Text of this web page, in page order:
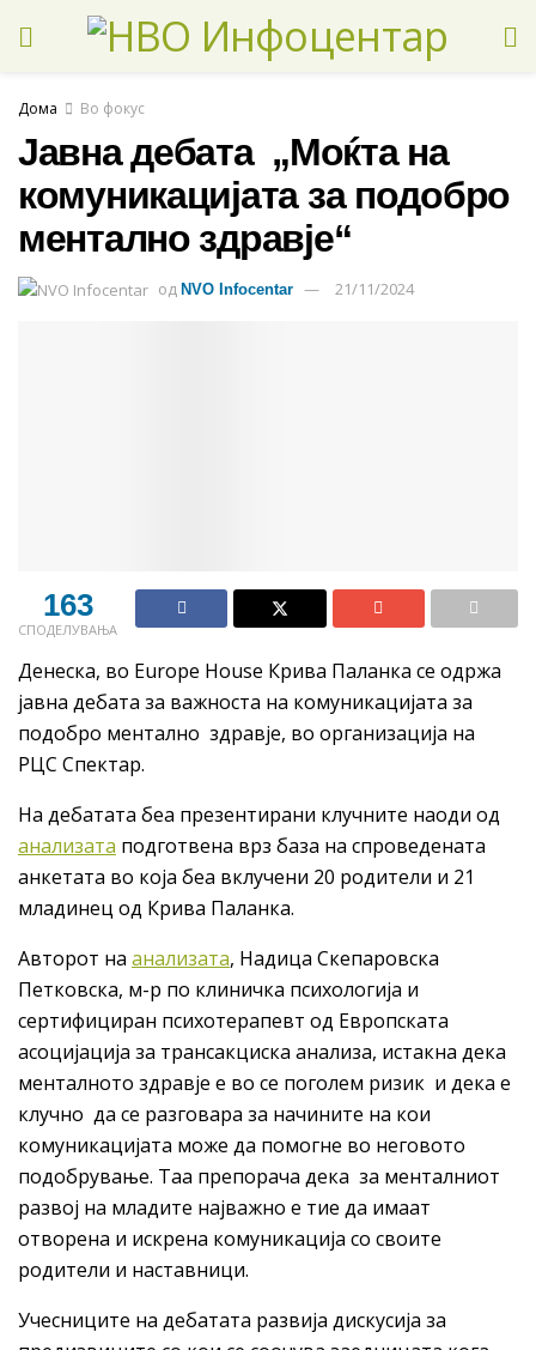
Дома Во фокус
Јавна дебата „Моќта на
комуникацијата за подобро
ментално здравје“
од NVO Infocentar 21/11/2024
163
СПОДЕЛУВАЊА
Денеска, во Europe House Крива Паланка се одржа
јавна дебата за важноста на комуникацијата за
подобро ментално здравје, во организација на
РЦС Спектар.
На дебатата беа презентирани клучните наоди од
анализата подготвена врз база на спроведената
анкетата во која беа вклучени 20 родители и 21
младинец од Крива Паланка.
Авторот на анализата, Надица Скепаровска
Петковска, м-р по клиничка психологија и
сертифициран психотерапевт од Европската
асоцијација за трансакциска анализа, истакна дека
менталното здравје е во се поголем ризик и дека е
клучно да се разговара за начините на кои
комуникацијата може да помогне во неговото
подобрување. Таа препорача дека за менталниот
развој на младите најважно е тие да имаат
отворена и искрена комуникација со своите
родители и наставници.
Учесниците на дебатата развија дискусија за